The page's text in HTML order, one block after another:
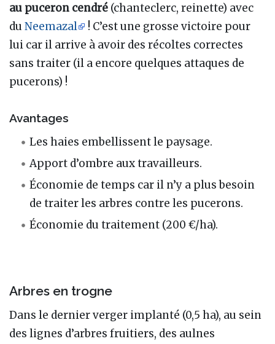
au puceron cendré (chanteclerc, reinette) avec
du Neemazal
! C’est une grosse victoire pour
lui car il arrive à avoir des récoltes correctes
sans traiter (il a encore quelques attaques de
pucerons) !
Avantages
Les haies embellissent le paysage.
Apport d’ombre aux travailleurs.
Économie de temps car il n’y a plus besoin
de traiter les arbres contre les pucerons.
Économie du traitement (200 €/ha).
Arbres en trogne
Dans le dernier verger implanté (0,5 ha), au sein
des lignes d’arbres fruitiers, des aulnes